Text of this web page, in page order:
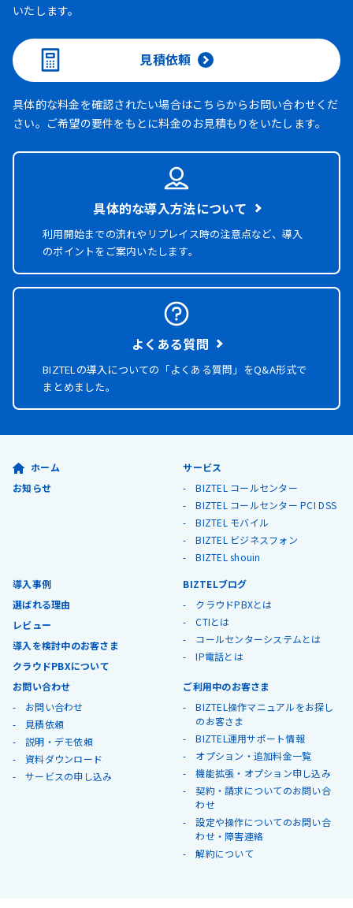
いたします。
見積依頼
具体的な料金を確認されたい場合はこちらからお問い合わせくだ
さい。ご希望の要件をもとに料金のお見積もりをいたします。
具体的な導入方法について
利用開始までの流れやリプレイス時の注意点など、導入
のポイントをご案内いたします。
よくある質問
BIZTELの導入についての「よくある質問」をQ&A形式で
まとめました。
ホーム
お知らせ
サービス
BIZTEL コールセンター
BIZTEL コールセンター PCI DSS
BIZTEL モバイル
BIZTEL ビジネスフォン
BIZTEL shouin
導入事例
選ばれる理由
レビュー
導入を検討中のお客さま
クラウドPBXについて
BIZTELブログ
クラウドPBXとは
CTIとは
コールセンターシステムとは
IP電話とは
お問い合わせ
お問い合わせ
見積依頼
説明・デモ依頼
資料ダウンロード
サービスの申し込み
ご利用中のお客さま
BIZTEL操作マニュアルをお探し
のお客さま
BIZTEL運用サポート情報
オプション・追加料金一覧
機能拡張・オプション申し込み
契約・請求についてのお問い合
わせ
設定や操作についてのお問い合
わせ・障害連絡
解約について